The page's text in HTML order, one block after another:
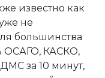
известно как
не
большинства
ОСАГО, КАСКО,
за 10 минут,